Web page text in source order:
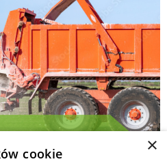
×
cookie